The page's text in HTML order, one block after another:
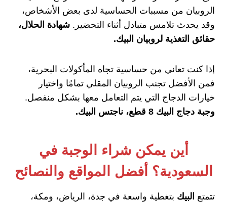
الروبيان من مسببات الحساسية لدى بعض الأشخاص،
وقد يحدث تلامس متبادل أثناء التحضير. شهادة الحلال،
حقائق التغذية لروبيان البيك.
إذا كنت تعاني من حساسية تجاه المأكولات البحرية،
فمن الأفضل تجنب الروبيان المقلي تمامًا واختيار
خيارات الدجاج التي يتم التعامل معها بشكل منفصل.
وجبة دجاج البيك 8 قطع، ناجتس البيك.
أين يمكن شراء الوجبة في
السعودية؟ أفضل المواقع والنصائح
تتمتع البيك بتغطية واسعة في جدة، الرياض، ومكة،